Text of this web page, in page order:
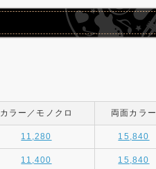
カラー／モノクロ 両面カラー
11,280 15,840
11,400 15,840